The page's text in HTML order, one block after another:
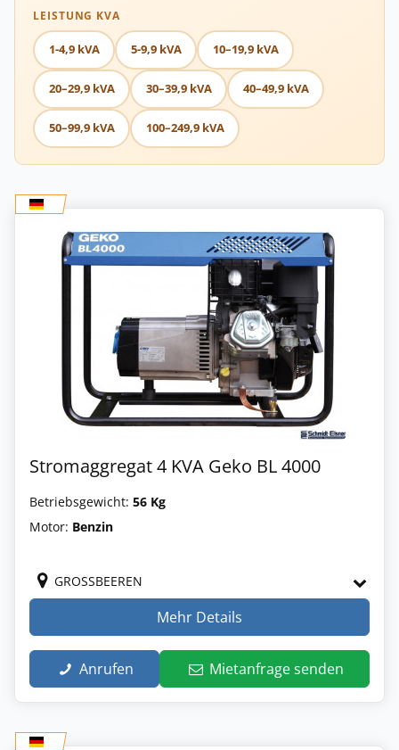
LEISTUNG KVA
1-4,9 kVA 5-9,9 kVA 10–19,9 kVA
20–29,9 kVA 30–39,9 kVA 40–49,9 kVA
50–99,9 kVA 100–249,9 kVA
Stromaggregat 4 KVA Geko BL 4000
Betriebsgewicht: 56 Kg
Motor: Benzin
GROSSBEEREN
Mehr Details
Anrufen Mietanfrage senden